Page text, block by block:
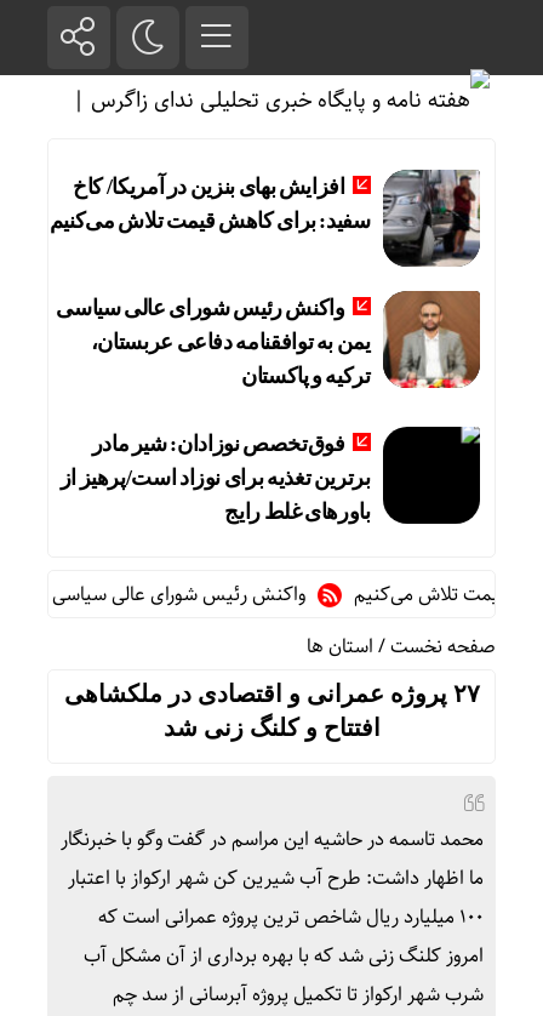
افزایش بهای بنزین در آمریکا/ کاخ
سفید: برای کاهش قیمت تلاش می‌کنیم
واکنش رئیس شورای عالی سیاسی
یمن به توافقنامه دفاعی عربستان،
ترکیه و پاکستان
فوق‌تخصص نوزادان: شیر مادر
برترین تغذیه برای نوزاد است/پرهیز از
باورهای غلط رایج
قیمت تلاش می‌کنیم
واکنش رئیس شورای عالی سیاسی یمن به
صفحه نخست/استان ها
۲۷ پروژه عمرانی و اقتصادی در ملکشاهی
افتتاح و کلنگ زنی شد
محمد تاسمه در حاشیه این مراسم در گفت وگو با خبرنگار
ما اظهار داشت: طرح آب شیرین کن شهر ارکواز با اعتبار
۱۰۰ میلیارد ریال شاخص ترین پروژه عمرانی است که
امروز کلنگ زنی شد که با بهره برداری از آن مشکل آب
شرب شهر ارکواز تا تکمیل پروژه آبرسانی از سد چم